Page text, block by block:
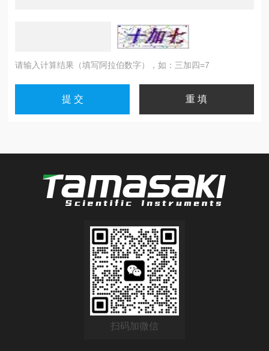
请输入计算结果（填写阿拉伯数字），如：三加四=7
扫码加微信